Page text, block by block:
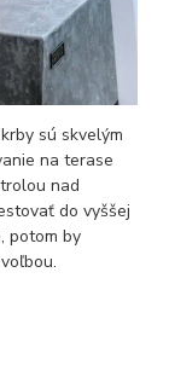
sú skvelým
na terase
nad
do vyššej
potom by